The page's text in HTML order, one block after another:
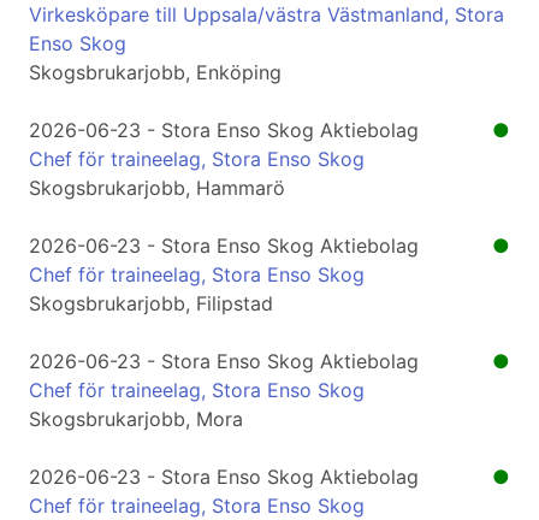
Virkesköpare till Uppsala/västra Västmanland, Stora
Enso Skog
Skogsbrukarjobb, Enköping
●
2026-06-23 - Stora Enso Skog Aktiebolag
Chef för traineelag, Stora Enso Skog
Skogsbrukarjobb, Hammarö
●
2026-06-23 - Stora Enso Skog Aktiebolag
Chef för traineelag, Stora Enso Skog
Skogsbrukarjobb, Filipstad
●
2026-06-23 - Stora Enso Skog Aktiebolag
Chef för traineelag, Stora Enso Skog
Skogsbrukarjobb, Mora
●
2026-06-23 - Stora Enso Skog Aktiebolag
Chef för traineelag, Stora Enso Skog